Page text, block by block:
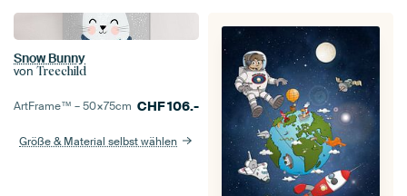
Snow Bunny
von Treechild
ArtFrame™ –50×75cm CHF106.-
Größe & Material selbst wählen